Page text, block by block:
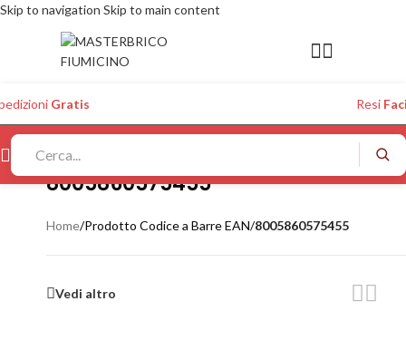
Skip to navigation Skip to main content
Gratis Resi
8005860575455
Home/Prodotto Codice a Barre EAN/8005860575455
Vedi altro